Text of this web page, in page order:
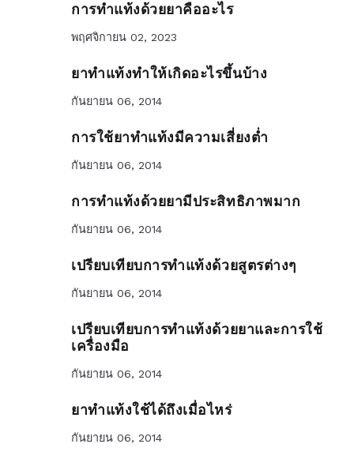
การทำแท้งด้วยยาคืออะไร
พฤศจิกายน 02, 2023
ยาทำแท้งทำให้เกิดอะไรขึ้นบ้าง
กันยายน 06, 2014
การใช้ยาทำแท้งมีความเสี่ยงต่ำ
กันยายน 06, 2014
การทำแท้งด้วยยามีประสิทธิภาพมาก
กันยายน 06, 2014
เปรียบเทียบการทำแท้งด้วยสูตรต่างๆ
กันยายน 06, 2014
เปรียบเทียบการทำแท้งด้วยยาและการใช้
เครื่องมือ
กันยายน 06, 2014
ยาทำแท้งใช้ได้ถึงเมื่อไหร่
กันยายน 06, 2014